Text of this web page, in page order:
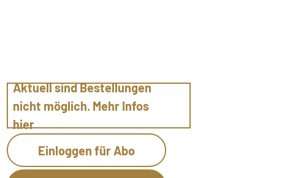
Aktuell sind Bestellungen
nicht möglich. Mehr Infos
hier
Einloggen für Abo